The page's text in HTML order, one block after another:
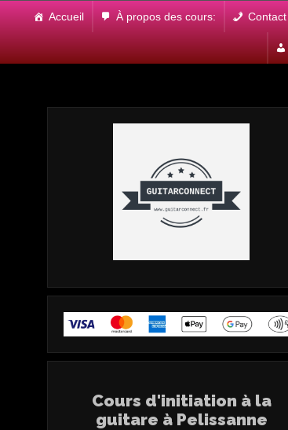
Accueil À propos des cours: Contact
Cours d'initiation à la
guitare à Pelissanne